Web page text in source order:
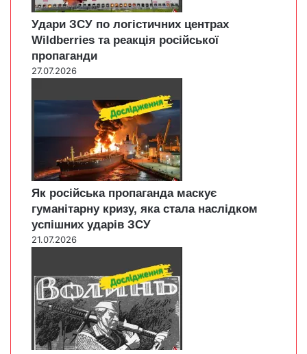
Удари ЗСУ по логістичних центрах
Wildberries та реакція російської
пропаганди
27.07.2026
Як російська пропаганда маскує
гуманітарну кризу, яка стала наслідком
успішних ударів ЗСУ
21.07.2026